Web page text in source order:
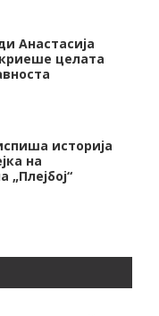
Анастасија
целата
историја
на
„Плејбој“